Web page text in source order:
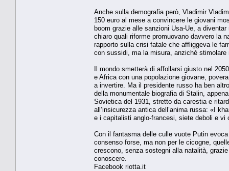
Anche sulla demografia però, Vladimir
150 euro al mese a convincere le giovani
boom grazie alle sanzioni Usa-Ue, a
chiaro quali riforme promuovano davvero la
rapporto sulla crisi fatale che affliggeva le
con sussidi, ma la misura, anziché
Il mondo smetterà di affollarsi giusto nel
e Africa con una popolazione giovane,
a invertire. Ma il presidente russo ha ben
della monumentale biografia di Stalin,
Sovietica del 1931, stretto da carestia e
all’insicurezza antica dell’anima russa: «I
e i capitalisti anglo-francesi, siete deboli e
Con il fantasma delle culle vuote Putin
consenso forse, ma non per le cicogne,
crescono, senza sostegni alla natalità,
conoscere.
Facebook riotta.it